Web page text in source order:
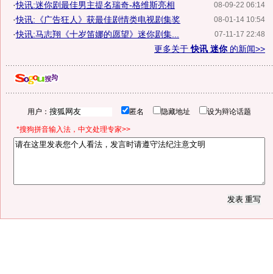
08-09-22 06:14
·快讯:迷你剧最佳男主提名瑞奇-格维斯亮相
08-01-14 10:54
·快讯:《广告狂人》获最佳剧情类电视剧集奖
07-11-17 22:48
·快讯:马志翔《十岁笛娜的愿望》迷你剧集...
更多关于快讯 迷你的新闻>>
用户： 匿名 隐藏地址 设为辩论话题
*搜狗拼音输入法，中文处理专家>>